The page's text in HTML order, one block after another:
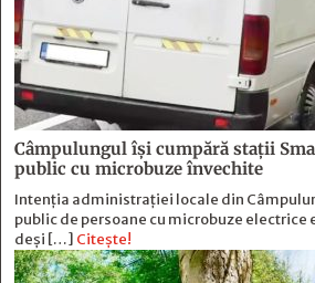
Câmpulungul îşi cumpără staţii
public cu microbuze învechite
Intenția administrației locale din
public de persoane cu microbuze electrice
deși […] Citește!